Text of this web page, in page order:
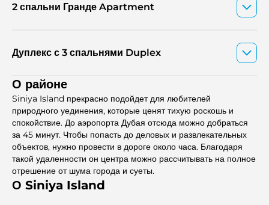
2 спальни Гранде Apartment
Дуплекс с 3 спальнями Duplex
О районе
Siniya Island прекрасно подойдет для любителей
природного уединения, которые ценят тихую роскошь и
спокойствие. До аэропорта Дубая отсюда можно добраться
за 45 минут. Чтобы попасть до деловых и развлекательных
объектов, нужно провести в дороге около часа. Благодаря
такой удаленности он центра можно рассчитывать на полное
отрешение от шума города и суеты.
О Siniya Island